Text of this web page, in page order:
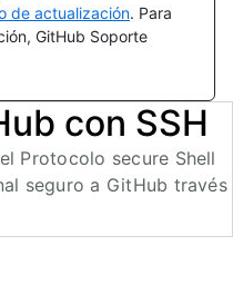
de actualización. Para
GitHub Soporte
con SSH
Protocolo secure Shell
seguro a GitHub través